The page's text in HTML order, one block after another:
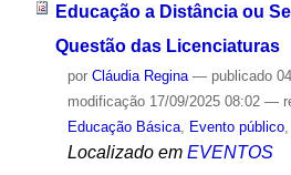
Educação a Distância ou
Questão das Licenciaturas
por Cláudia Regina — publicado
modificação17/09/2025 08:02 —
Educação Básica, Evento público,
Localizado em EVENTOS